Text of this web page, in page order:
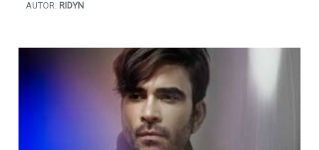
AUTOR: RIDYN